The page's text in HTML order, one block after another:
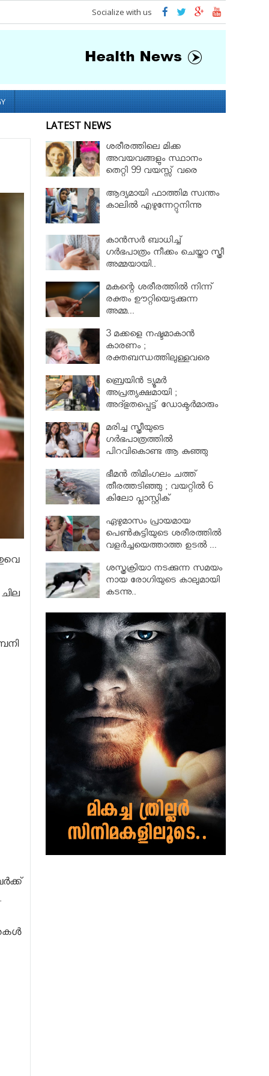
Socialize with us
LATEST NEWS
ശരീരത്തിലെ മിക്ക
അവയവങ്ങളും സ്ഥാനം
തെറ്റി 99 വയസ്സ് വരെ
ആദ്യമായി ഫാത്തിമ സ്വന്തം
കാലില്‍ എഴുന്നേറ്റുനിന്നു
കാൻസർ ബാധിച്ച്
ഗർഭപാത്രം നീക്കം ചെയ്താ സ്ത്രീ
അമ്മയായി..
മകന്റെ ശരീരത്തില്‍ നിന്ന്
രക്തം ഊറ്റിയെടുക്കുന്ന
അമ്മ...
3 മക്കളെ നഷ്ടമാകാൻ
കാരണം ;
രക്തബന്ധത്തിലുള്ളവരെ
ബ്രെയിൻ ട്യൂമർ
അപ്രത്യക്ഷമായി ;
അദ്ഭുതപ്പെട്ട് ഡോക്ടർമാരും
മരിച്ച സ്ത്രീയുടെ
ഗര്‍ഭപാത്രത്തില്‍
പിറവികൊണ്ട ആ കുഞ്ഞു
ഭീമന്‍ തിമിംഗലം ചത്ത്
തീരത്തടിഞ്ഞു ; വയറ്റില്‍ 6
കിലോ പ്ലാസ്റ്റിക്
ഏഴുമാസം പ്രായമായ
പെണ്‍കുട്ടിയുടെ ശരീരത്തില്‍
വളര്‍ച്ചയെത്താത്ത ഉടല്‍ ...
ശസ്ത്രക്രിയാ നടക്കുന്ന സമയം
നായ രോഗിയുടെ കാലുമായി
കടന്നു..